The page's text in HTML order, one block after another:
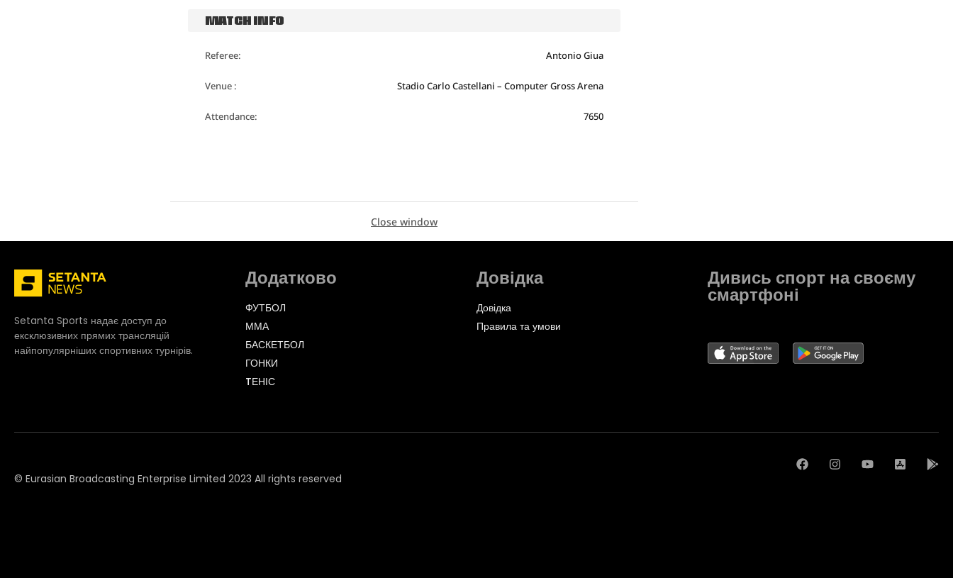
MATCH INFO
Referee: Antonio Giua
Venue : Stadio Carlo Castellani – Computer Gross Arena
Attendance: 7650
Close window
Setanta Sports надає доступ до
ексклюзивних прямих трансляцій
найпопулярніших спортивних турнірів.
Додатково
ФУТБОЛ
ММА
БАСКЕТБОЛ
ГОНКИ
TЕНІС
Довідка
Довідка
Правила та умови
Дивись спорт на своєму
смартфоні
© Eurasian Broadcasting Enterprise Limited 2023 All rights reserved